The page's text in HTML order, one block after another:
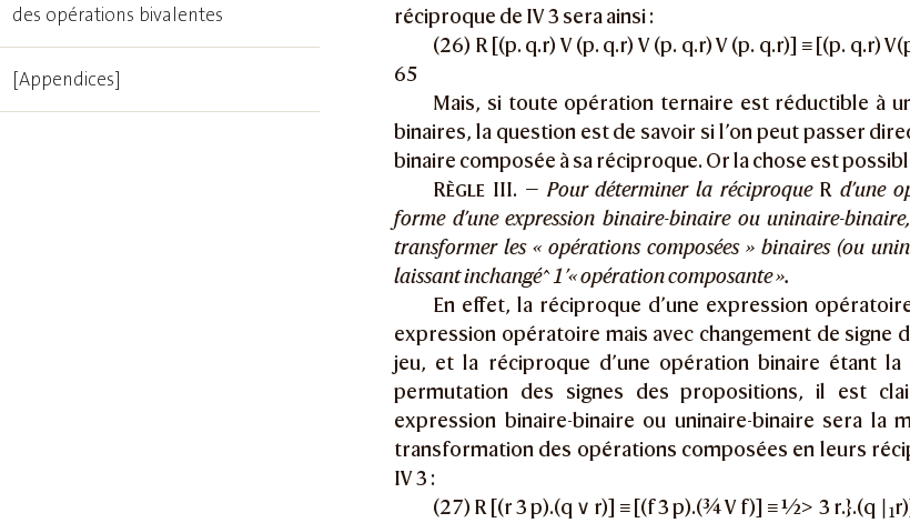
réciproque de IV 3 sera ainsi :
(26) R [(p. q.r) V (p. q.r) V (p. q.r) V (p. q.r)] ≡ [(p. q.r)
65
Mais, si toute opération ternaire est réductible à
binaires, la question est de savoir si l’on peut passer
binaire composée à sa réciproque. Or la chose est
Règle III. — Pour déterminer la réciproqueRd’une
forme d’une expression binaire-binaire ou uninaire-
transformer les « opérations composées » binaires (ou
laissant inchangé^ 1’« opération composante ».
En effet, la réciproque d’une expression
expression opératoire mais avec changement de signe
jeu, et la réciproque d’une opération binaire étant
permutation des signes des propositions, il est
expression binaire-binaire ou uninaire-binaire sera la
transformation des opérations composées en leurs
IV 3 :
(27) R [(r 3 p).(q ∨ r)] ≡ [(f 3 p).(¾ V f)] ≡ ½> 3 r.}.(q ∣1
des opérations bivalentes
[Appendices]